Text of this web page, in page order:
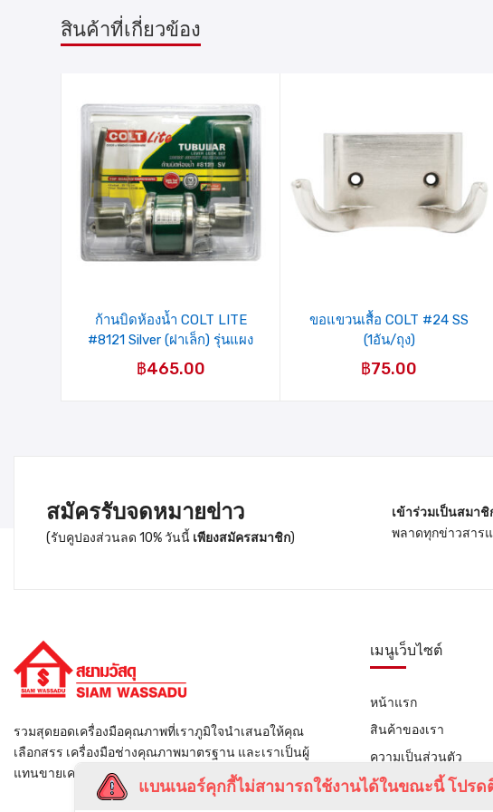
สินค้าที่เกี่ยวข้อง
รายการ
สินค้าที่
ชอบ
ก้านบิดห้องน้ำ COLT LITE
#8121 Silver (ฝาเล็ก) รุ่นแผง
฿465.00
ขอแขวนเสื้อ COLT #24 SS
(1อัน/ถุง)
฿75.00
สมัครรับจดหมายข่าว
(รับคูปองส่วนลด 10% วันนี้ เพียงสมัครสมาชิก)
เข้าร่วมเป็นสมา
พลาดทุกข่าวสาร
รวมสุดยอดเครื่องมือคุณภาพที่เราภูมิใจนำเสนอให้คุณ
เลือกสรร เครื่องมือช่างคุณภาพมาตรฐาน และเราเป็นผู้
แทนขายเครื่องมือช่างรายใหญ่ของไทย
เมนูเว็บไซต์
หน้าแรก
สินค้าของเรา
ความเป็นส่วนตัว
ติดต่อเรา
แบนเนอร์คุกกี้ไม่สามารถใช้งานได้ในขณะนี้ โปรด